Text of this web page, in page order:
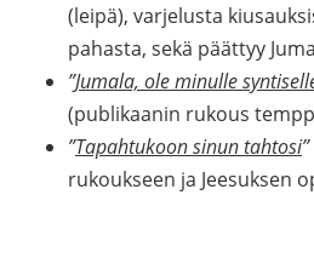
(leipä), varjelusta
pahasta, sekä päättyy
”Jumala, ole minulle
(publikaanin rukous
”Tapahtukoon sinun tahtosi”
rukoukseen ja Jeesuksen